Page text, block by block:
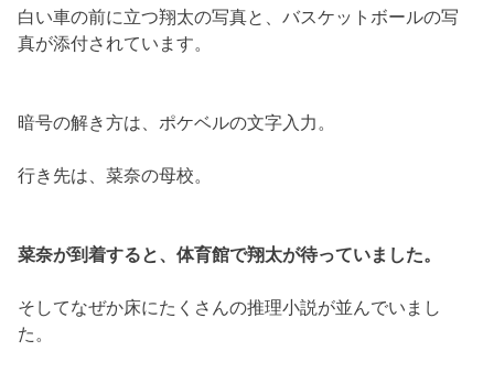
白い車の前に立つ翔太の写真と、バスケットボールの写
真が添付されています。
暗号の解き方は、ポケベルの文字入力。
行き先は、菜奈の母校。
菜奈が到着すると、体育館で翔太が待っていました。
そしてなぜか床にたくさんの推理小説が並んでいまし
た。